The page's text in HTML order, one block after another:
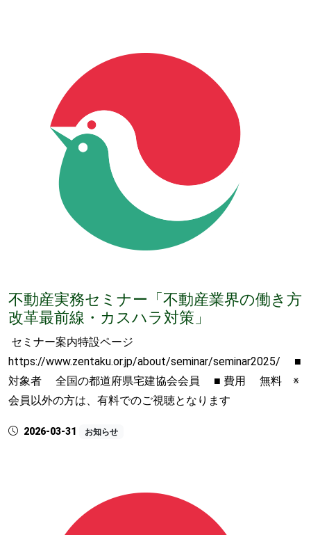
不動産実務セミナー「不動産業界の働き方
改革最前線・カスハラ対策」
セミナー案内特設ページ
https://www.zentaku.or.jp/about/seminar/seminar2025/ ■
対象者 全国の都道府県宅建協会会員 ■ 費用 無料 ※
会員以外の方は、有料でのご視聴となります
2026-03-31 お知らせ